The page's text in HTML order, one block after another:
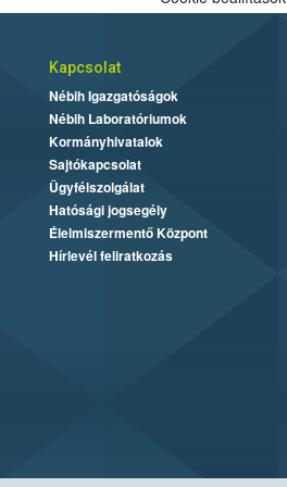
Kapcsolat
Nébih Igazgatóságok
Nébih Laboratóriumok
Kormányhivatalok
Sajtókapcsolat
Ügyfélszolgálat
Hatósági jogsegély
Élelmiszermentő Központ
Hírlevél feliratkozás